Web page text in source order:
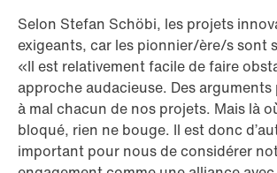
Selon Stefan Schöbi, les projets
exigeants, car les pionnier/ère/s sont
«Il est relativement facile de faire
approche audacieuse. Des
à mal chacun de nos projets. Mais là
bloqué, rien ne bouge. Il est donc
important pour nous de considérer